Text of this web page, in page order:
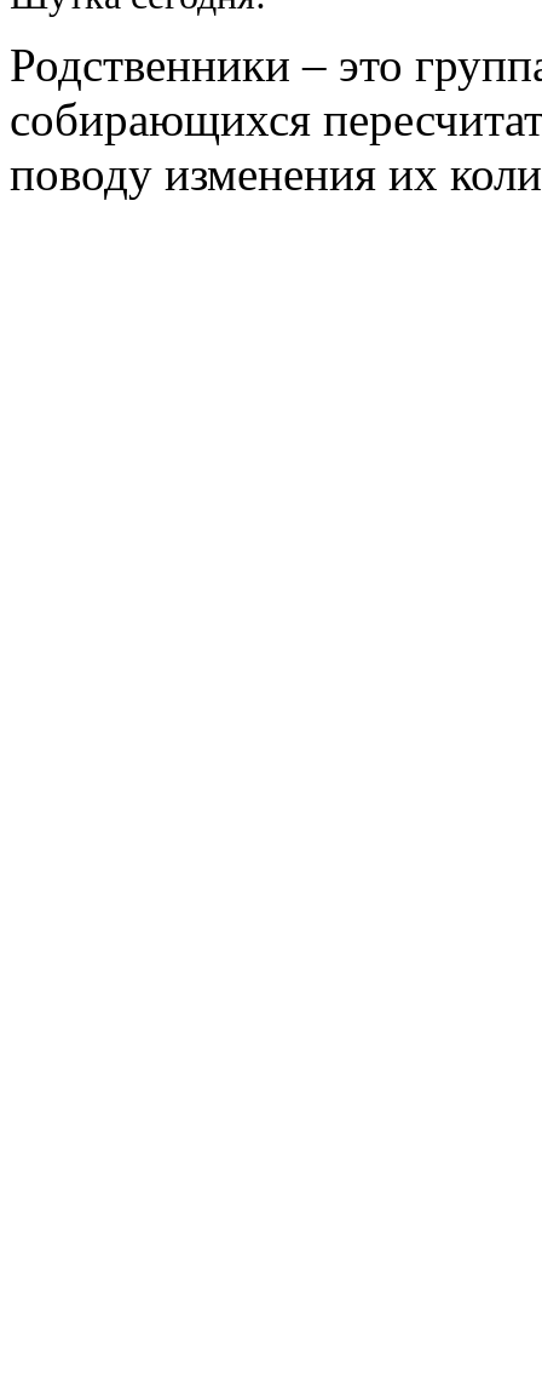
Родственники – это
собирающихся
поводу изменения их